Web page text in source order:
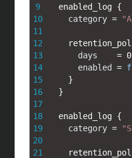
9
10
11
12
13
14
15
16
17
18
19
20
21
enabled_log {
category =
days
= 0
enabled
=
}
}
enabled_log {
category =